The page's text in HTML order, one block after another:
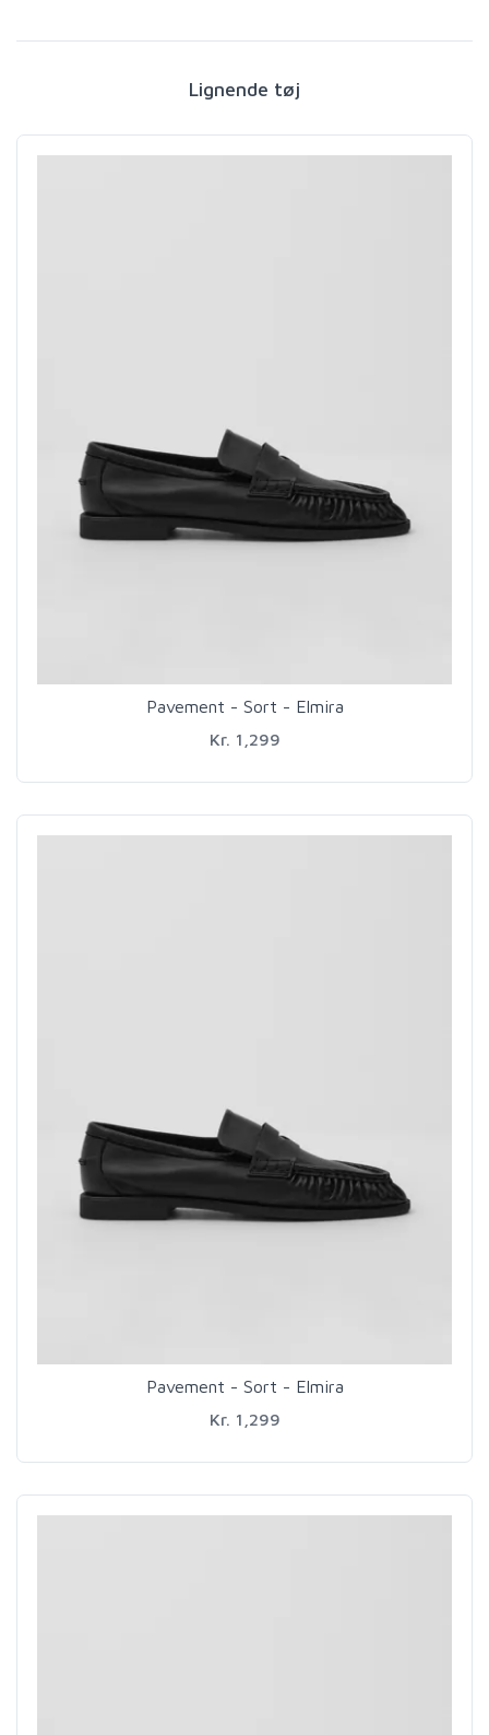
Lignende tøj
Pavement - Sort - Elmira
Kr. 1,299
Pavement - Sort - Elmira
Kr. 1,299